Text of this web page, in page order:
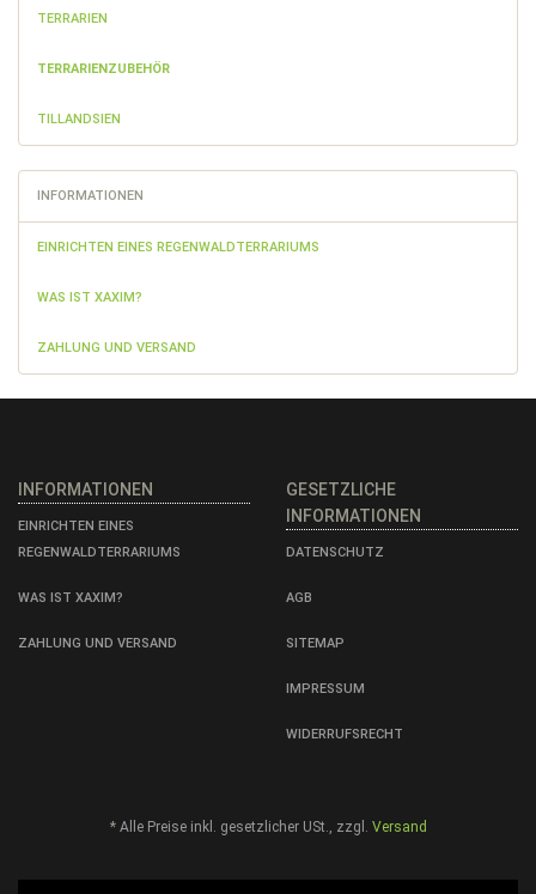
TERRARIEN
TERRARIENZUBEHÖR
TILLANDSIEN
INFORMATIONEN
EINRICHTEN EINES REGENWALDTERRARIUMS
WAS IST XAXIM?
ZAHLUNG UND VERSAND
INFORMATIONEN
EINRICHTEN EINES
REGENWALDTERRARIUMS
WAS IST XAXIM?
ZAHLUNG UND VERSAND
GESETZLICHE
INFORMATIONEN
DATENSCHUTZ
AGB
SITEMAP
IMPRESSUM
WIDERRUFSRECHT
*Alle Preise inkl. gesetzlicher USt., zzgl. Versand